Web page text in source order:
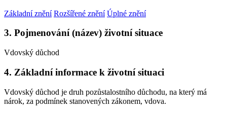
Základní znění Rozšířené znění Úplné znění
3. Pojmenování (název) životní situace
Vdovský důchod
4. Základní informace k životní situaci
Vdovský důchod je druh pozůstalostního důchodu, na který má
nárok, za podmínek stanovených zákonem, vdova.